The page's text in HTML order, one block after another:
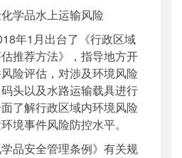
化学品水上运输风险
年1月出台了《行政区域
推荐方法》，指导地方开
险评估，对涉及环境风险
头以及水路运输载具进行
了解行政区域内环境风险
境事件风险防控水平。
品安全管理条例》有关规